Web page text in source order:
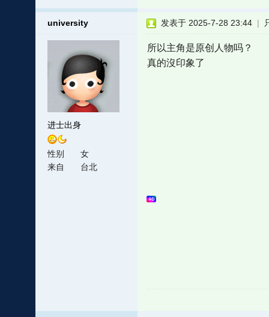
university
进士出身
性别
女
来自
台北
发表于 2025-7-28 23:44 |
所以主角是原创人物吗？
真的沒印象了